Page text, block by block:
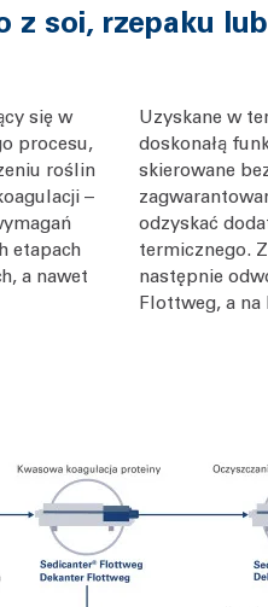
z soi, rzepaku
się w
procesu,
roślin
–
etapach
a nawet
Uzyskane w
doskonałą
skierowane
odzyskać
termicznego.
następnie
Flottweg, a na